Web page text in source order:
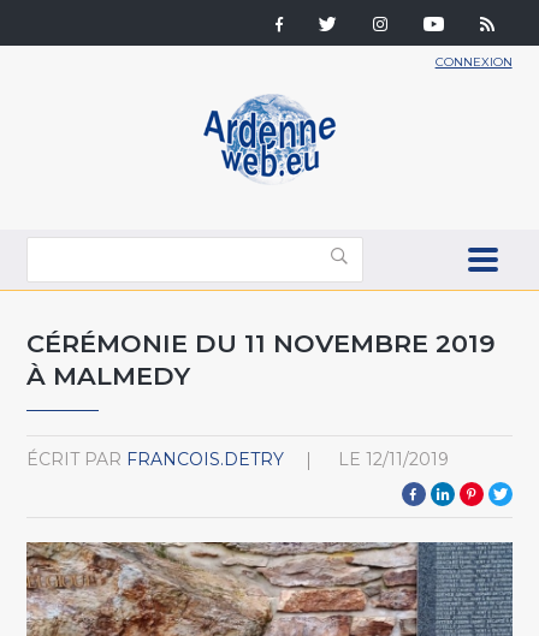
CONNEXION
CÉRÉMONIE DU 11 NOVEMBRE 2019
À MALMEDY
ÉCRIT PAR FRANCOIS.DETRY LE 12/11/2019